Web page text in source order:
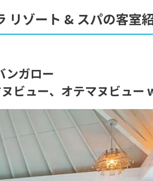
リゾート & スパの客室
ンガロー
ビュー、オテマヌビュー